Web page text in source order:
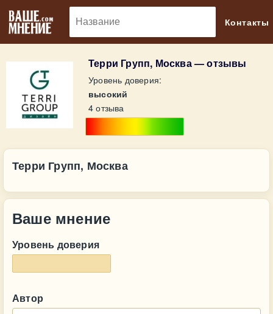
Контакты
Терри Групп, Москва — отзывы
Уровень доверия:
высокий
4 отзыва
Терри Групп, Москва
Ваше мнение
Уровень доверия
Автор